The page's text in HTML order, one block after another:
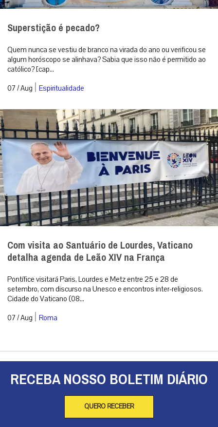
Superstição é pecado?
Quem nunca se vestiu de branco na virada do ano ou verificou se
algum horóscopo se alinhava? Sabia que isso não é permitido ao
católico? [cap...
07 / Aug | Espiritualidade
Com visita ao Santuário de Lourdes, Vaticano
detalha agenda de Leão XIV na França
Pontífice visitará Paris, Lourdes e Metz entre 25 e 28 de
setembro, com discurso na Unesco e encontros inter-religiosos.
Cidade do Vaticano (08...
07 / Aug | Roma
RECEBA NOSSO BOLETIM DIÁRIO
QUERO RECEBER